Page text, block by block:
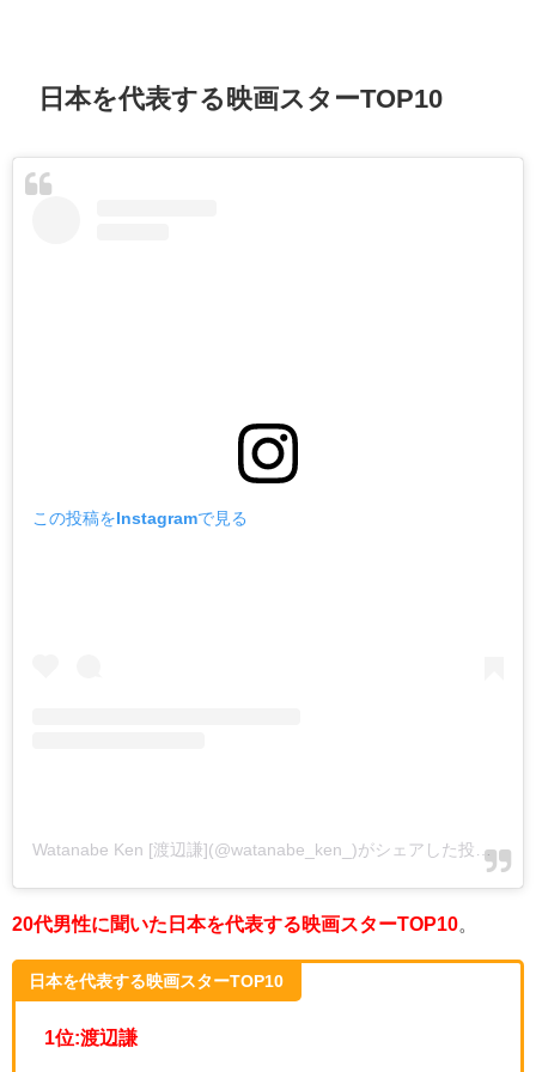
日本を代表する映画スターTOP10
この投稿をInstagramで見る
Watanabe Ken [渡辺謙](@watanabe_ken_)がシェアした投稿-
20代男性に聞いた日本を代表する映画スターTOP10
日本を代表する映画スターTOP10
1位:渡辺謙